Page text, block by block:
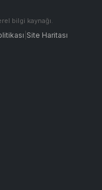
bilgi kaynağı.
Site Haritası